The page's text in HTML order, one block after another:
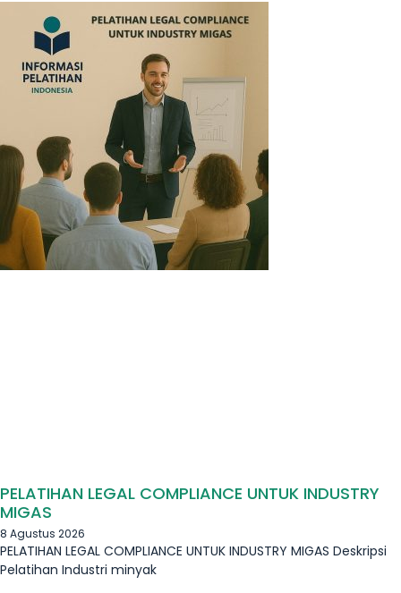
PELATIHAN LEGAL COMPLIANCE UNTUK INDUSTRY
MIGAS
8 Agustus 2026
PELATIHAN LEGAL COMPLIANCE UNTUK INDUSTRY MIGAS Deskripsi
Pelatihan Industri minyak